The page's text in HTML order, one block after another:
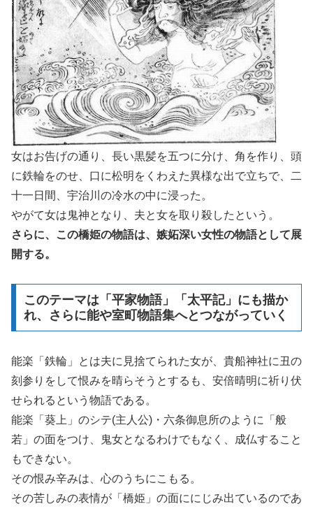
女はお告げの通り、長い黒髪を五つに分け、角を作り、頭
に鉄輪をのせ、口に松明をくわえた異様な出で立ちで、二
十一日間、宇治川の冷水の中に浸った。
やがて女は鬼神となり、夫と女を取り殺したという。
さらに、この橋姫の物語は、嫉妬深い女性の物語として展
開する。
このテーマは「平家物語」「太平記」にも描か
れ、さらに能や室町物語集へとつながっていく
能楽「鉄輪」とは夫に見捨てられた女が、貴船神社に丑の
刻参りをして恨みを晴らそうとするも、安倍晴明に祈り伏
せられるという物語である。
能楽「葵上」のシテ(主人公)・六条御息所のように「般
若」の面をつけ、鬼女となるわけでもなく、成仏すること
もできない。
その恨み辛みは、心のうちにこもる。
その苦しみの表情が「橋姫」の面ににじみ出ているのであ